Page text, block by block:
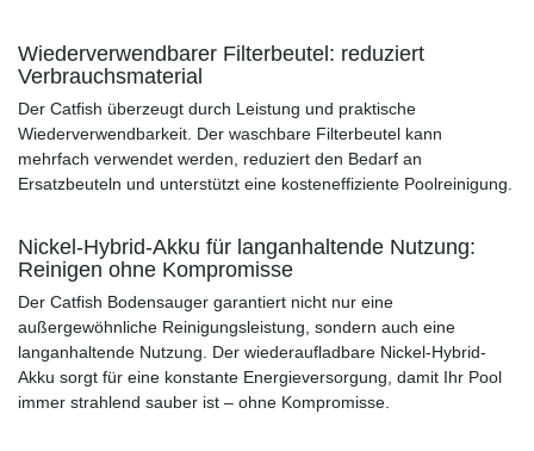
Wiederverwendbarer Filterbeutel: reduziert
Verbrauchsmaterial
Der Catfish überzeugt durch Leistung und praktische
Wiederverwendbarkeit. Der waschbare Filterbeutel kann
mehrfach verwendet werden, reduziert den Bedarf an
Ersatzbeuteln und unterstützt eine kosteneffiziente Poolreinigung.
Nickel-Hybrid-Akku für langanhaltende Nutzung:
Reinigen ohne Kompromisse
Der Catfish Bodensauger garantiert nicht nur eine
außergewöhnliche Reinigungsleistung, sondern auch eine
langanhaltende Nutzung. Der wiederaufladbare Nickel-Hybrid-
Akku sorgt für eine konstante Energieversorgung, damit Ihr Pool
immer strahlend sauber ist – ohne Kompromisse.